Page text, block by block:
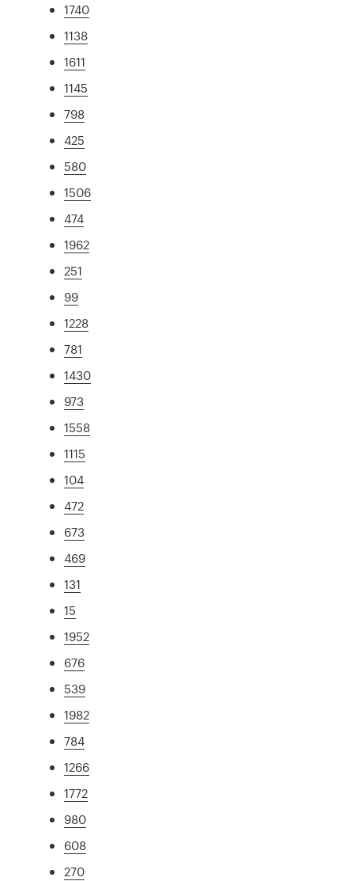
1740
1138
1611
1145
798
425
580
1506
474
1962
251
99
1228
781
1430
973
1558
1115
104
472
673
469
131
15
1952
676
539
1982
784
1266
1772
980
608
270